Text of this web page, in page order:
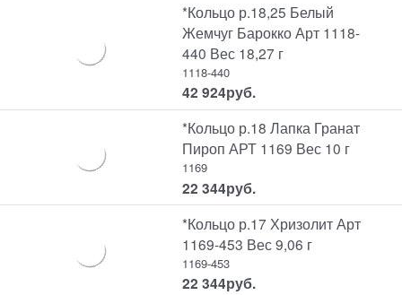
*Кольцо р.18,25 Белый
Жемчуг Барокко Арт 1118-
440 Вес 18,27 г
1118-440
42 924руб.
*Кольцо р.18 Лапка Гранат
Пироп АРТ 1169 Вес 10 г
1169
22 344руб.
*Кольцо р.17 Хризолит Арт
1169-453 Вес 9,06 г
1169-453
22 344руб.